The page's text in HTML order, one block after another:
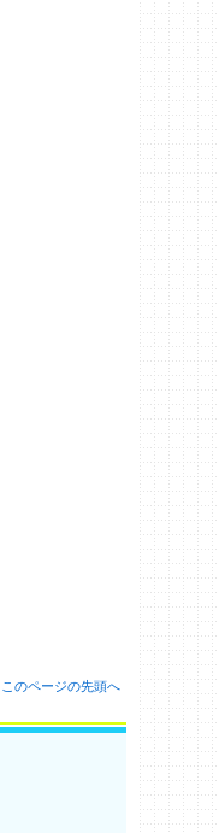
このページの先頭へ